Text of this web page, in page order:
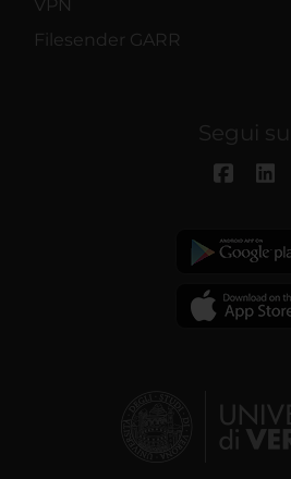
VPN
Filesender GARR
Segui su